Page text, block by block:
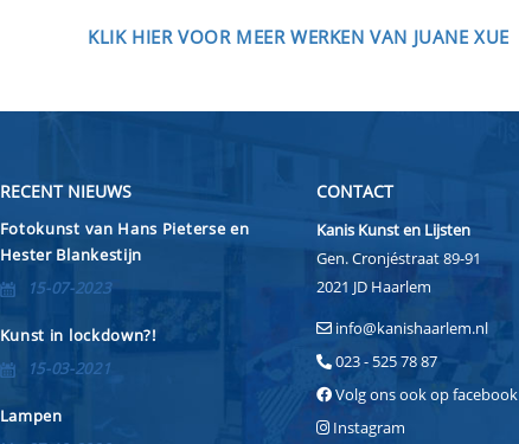
KLIK HIER VOOR MEER WERKEN VAN JUANE XUE
RECENT NIEUWS
Fotokunst van Hans Pieterse en
Hester Blankestijn
15-07-2023
Kunst in lockdown?!
15-03-2021
Lampen
CONTACT
Kanis Kunst en Lijsten
Gen. Cronjéstraat 89-91
2021 JD Haarlem
info@kanishaarlem.nl
023 - 525 78 87
Volg ons ook op facebook
Instagram